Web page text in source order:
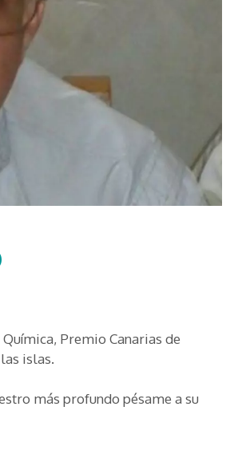
Premio Canarias de
islas.
más profundo pésame a su